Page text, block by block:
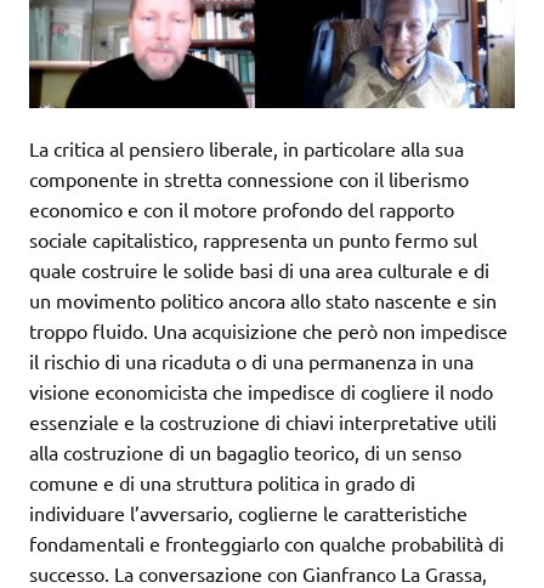
La critica al pensiero liberale, in particolare alla sua
componente in stretta connessione con il liberismo
economico e con il motore profondo del rapporto
sociale capitalistico, rappresenta un punto fermo sul
quale costruire le solide basi di una area culturale e di
un movimento politico ancora allo stato nascente e sin
troppo fluido. Una acquisizione che però non impedisce
il rischio di una ricaduta o di una permanenza in una
visione economicista che impedisce di cogliere il nodo
essenziale e la costruzione di chiavi interpretative utili
alla costruzione di un bagaglio teorico, di un senso
comune e di una struttura politica in grado di
individuare l’avversario, coglierne le caratteristiche
fondamentali e fronteggiarlo con qualche probabilità di
successo. La conversazione con Gianfranco La Grassa,